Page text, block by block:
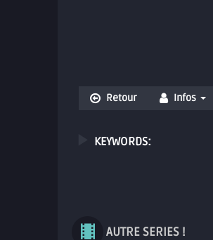
Retour Infos
KEYWORDS:
AUTRE SERIES !